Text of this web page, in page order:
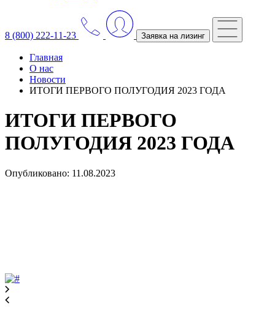
8 (800) 222-11-23 Заявка на лизинг
Главная
О нас
Новости
ИТОГИ ПЕРВОГО ПОЛУГОДИЯ 2023 ГОДА
ИТОГИ ПЕРВОГО
ПОЛУГОДИЯ 2023 ГОДА
Опубликовано: 11.08.2023